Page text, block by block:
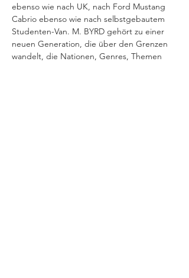
ebenso wie nach UK, nach Ford Mustang
Cabrio ebenso wie nach selbstgebautem
Studenten-Van. M. BYRD gehört zu einer
neuen Generation, die über den Grenzen
wandelt, die Nationen, Genres, Themen